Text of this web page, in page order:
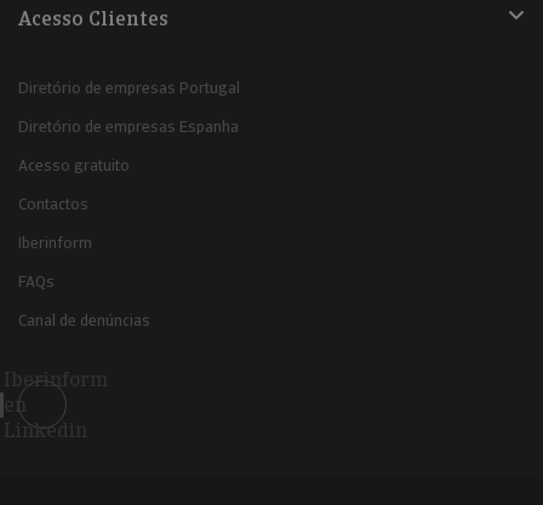
Acesso Clientes
Diretório de empresas Portugal
Diretório de empresas Espanha
Acesso gratuito
Contactos
Iberinform
FAQs
Canal de denúncias
Iberinform
en
Linkedin